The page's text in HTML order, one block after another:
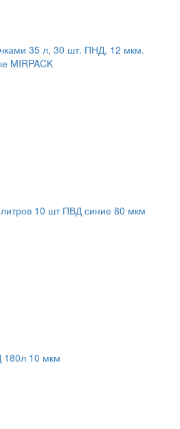
35 л, 30 шт. ПНД, 12 мкм.
MIRPACK
10 шт ПВД синие 80 мкм
10 мкм